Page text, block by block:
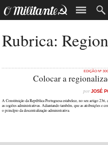
Rubrica:
EDIÇÃO Nº
Colocar a
porJOSÉ
A Constituição da República Portuguesa estabelece, no seu artigo
as regiões administrativas. Adiantando também, que as atribuições e
o princípio da descentralização administrativa.